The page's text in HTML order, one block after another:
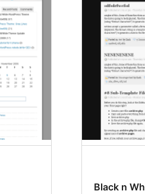
Black n